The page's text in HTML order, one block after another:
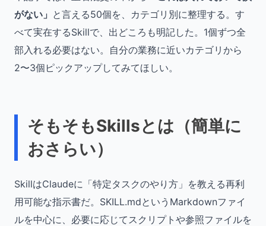
がない」 と言える50個を、カテゴリ別に整理する。す
べて実在するSkillで、出どころも明記した。1個ずつ全
部入れる必要はない。自分の業務に近いカテゴリから
2〜3個ピックアップしてみてほしい。
そもそもSkillsとは（簡単に
おさらい）
SkillはClaudeに「特定タスクのやり方」を教える再利
用可能な指示書だ。SKILL.mdというMarkdownファイ
ルを中心に、必要に応じてスクリプトや参照ファイルを